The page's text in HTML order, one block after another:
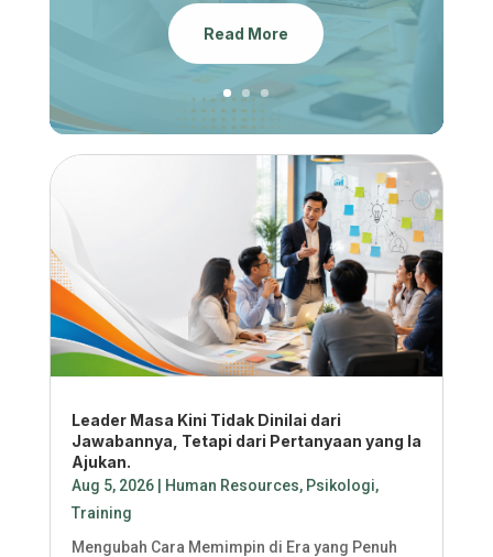
Read More
Leader Masa Kini Tidak Dinilai dari
Jawabannya, Tetapi dari Pertanyaan yang Ia
Ajukan.
Aug 5, 2026| Human Resources, Psikologi,
Training
Mengubah Cara Memimpin di Era yang Penuh